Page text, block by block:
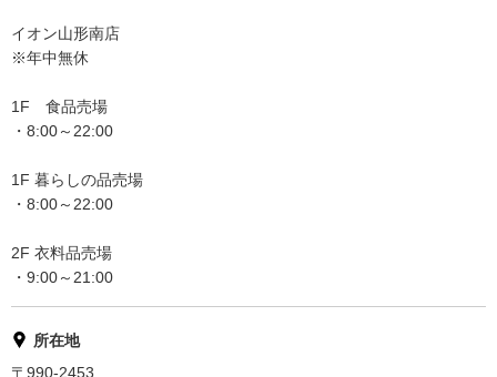
イオン山形南店
※年中無休
1F 食品売場
・8:00～22:00
1F 暮らしの品売場
・8:00～22:00
2F 衣料品売場
・9:00～21:00
所在地
〒990-2453